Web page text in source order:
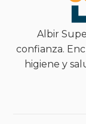
Albir
confianza.
higiene y